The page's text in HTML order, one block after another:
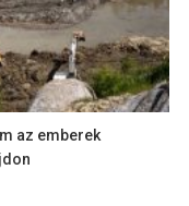
az emberek